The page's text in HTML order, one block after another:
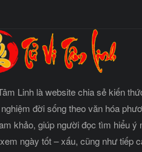
Linh là website chia sẻ kiến
đời sống theo văn hóa
khảo, giúp người đọc tìm hiểu
ngày tốt – xấu, cũng như tiếp